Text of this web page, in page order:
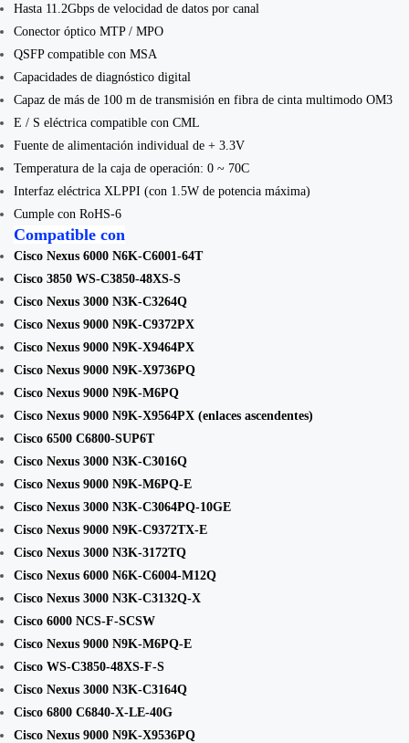
Hasta 11.2Gbps de velocidad de datos por canal
Conector óptico MTP / MPO
QSFP compatible con MSA
Capacidades de diagnóstico digital
Capaz de más de 100 m de transmisión en fibra de cinta multimodo OM3
E / S eléctrica compatible con CML
Fuente de alimentación individual de + 3.3V
Temperatura de la caja de operación: 0 ~ 70C
Interfaz eléctrica XLPPI (con 1.5W de potencia máxima)
Cumple con RoHS-6
Compatible con
Cisco Nexus 6000 N6K-C6001-64T
Cisco 3850 WS-C3850-48XS-S
Cisco Nexus 3000 N3K-C3264Q
Cisco Nexus 9000 N9K-C9372PX
Cisco Nexus 9000 N9K-X9464PX
Cisco Nexus 9000 N9K-X9736PQ
Cisco Nexus 9000 N9K-M6PQ
Cisco Nexus 9000 N9K-X9564PX (enlaces ascendentes)
Cisco 6500 C6800-SUP6T
Cisco Nexus 3000 N3K-C3016Q
Cisco Nexus 9000 N9K-M6PQ-E
Cisco Nexus 3000 N3K-C3064PQ-10GE
Cisco Nexus 9000 N9K-C9372TX-E
Cisco Nexus 3000 N3K-3172TQ
Cisco Nexus 6000 N6K-C6004-M12Q
Cisco Nexus 3000 N3K-C3132Q-X
Cisco 6000 NCS-F-SCSW
Cisco Nexus 9000 N9K-M6PQ-E
Cisco WS-C3850-48XS-F-S
Cisco Nexus 3000 N3K-C3164Q
Cisco 6800 C6840-X-LE-40G
Cisco Nexus 9000 N9K-X9536PQ